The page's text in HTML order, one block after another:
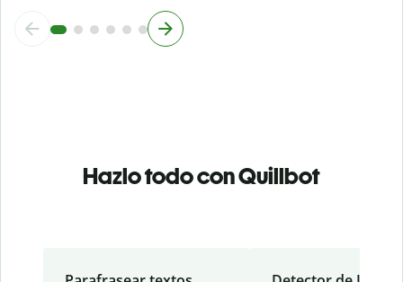
Hazlo todo con Quillbot